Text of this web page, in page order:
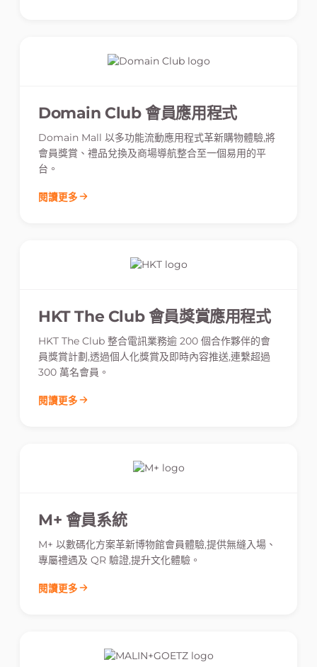
Domain Club 會員應用程式
Domain Mall 以多功能流動應用程式革新購物體驗,將
會員獎賞、禮品兌換及商場導航整合至一個易用的平
台。
閱讀更多
HKT The Club 會員獎賞應用程式
HKT The Club 整合電訊業務逾 200 個合作夥伴的會
員獎賞計劃,透過個人化獎賞及即時內容推送,連繫超過
300 萬名會員。
閱讀更多
M+ 會員系統
M+ 以數碼化方案革新博物館會員體驗,提供無縫入場、
專屬禮遇及 QR 驗證,提升文化體驗。
閱讀更多